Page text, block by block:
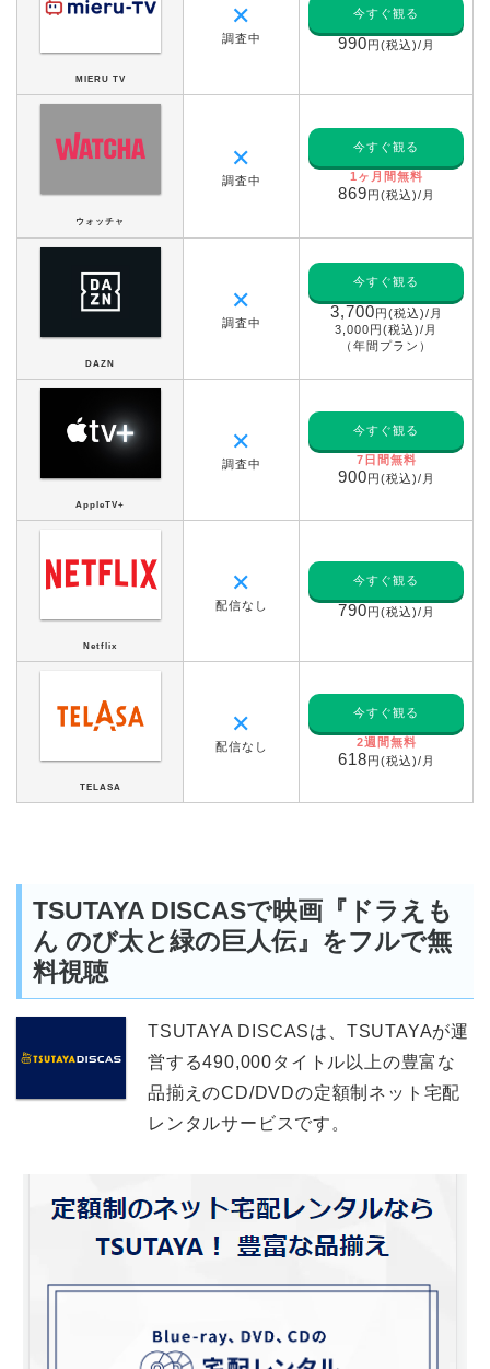
MIERU TV
✕
調査中
今すぐ観る
990円(税込)/月
ウォッチャ
✕
調査中
今すぐ観る
1ヶ月間無料
869円(税込)/月
DAZN
✕
調査中
今すぐ観る
3,700円(税込)/月
3,000円(税込)/月
（年間プラン）
AppleTV+
✕
調査中
今すぐ観る
7日間無料
900円(税込)/月
Netflix
✕
配信なし
今すぐ観る
790円(税込)/月
TELASA
✕
配信なし
今すぐ観る
2週間無料
618円(税込)/月
TSUTAYA DISCASで映画『ドラえも
ん のび太と緑の巨人伝』をフルで無
料視聴
TSUTAYA DISCASは、TSUTAYAが運
営する490,000タイトル以上の豊富な
品揃えのCD/DVDの定額制ネット宅配
レンタルサービスです。